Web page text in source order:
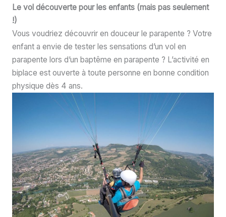
Le vol découverte pour les enfants (mais pas seulement
!)
Vous voudriez découvrir en douceur le parapente ? Votre
enfant a envie de tester les sensations d’un vol en
parapente lors d’un baptême en parapente ? L’activité en
biplace est ouverte à toute personne en bonne condition
physique dès 4 ans.